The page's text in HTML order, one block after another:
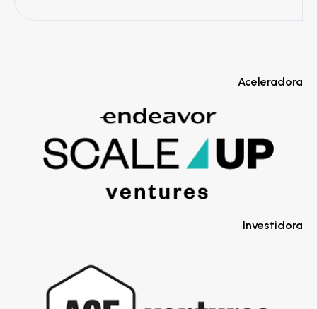
Aceleradora
Investidora